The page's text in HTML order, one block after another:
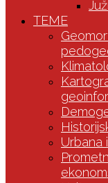
TEME
Urbana